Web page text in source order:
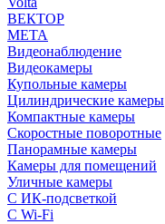
ВЕКТОР
МЕТА
Видеонаблюдение
Видеокамеры
Купольные камеры
Цилиндрические камеры
Компактные камеры
Скоростные поворотные
Панорамные камеры
Камеры для помещений
Уличные камеры
С ИК-подсветкой
С Wi-Fi